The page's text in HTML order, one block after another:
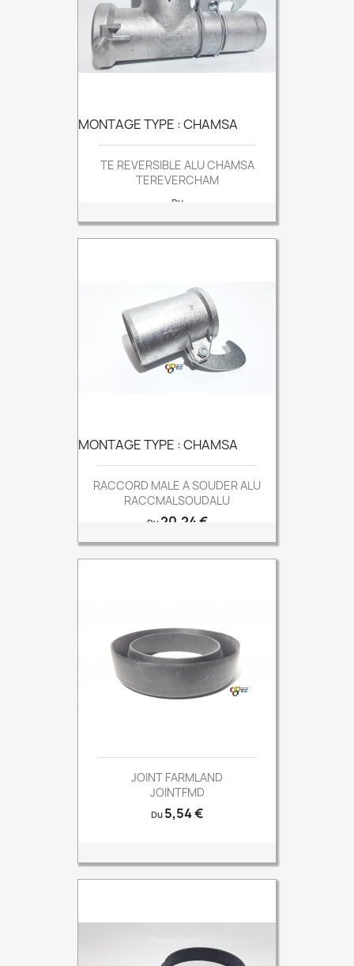
MONTAGE TYPE : CHAMSA
TE REVERSIBLE ALU CHAMSA
TEREVERCHAM
DuPrix
Sur devis
MONTAGE TYPE : CHAMSA
RACCORD MALE A SOUDER ALU
RACCMALSOUDALU
Du Prix
20,24 €
JOINT FARMLAND
JOINTFMD
Du Prix
5,54 €